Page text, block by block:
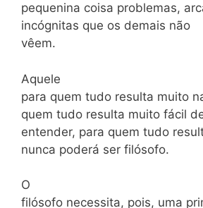
pequenina coisa problemas,
incógnitas que os demais não
vêem.
Aquele
para quem tudo resulta muito
quem tudo resulta muito fácil
entender, para quem tudo
nunca poderá ser filósofo.
O
filósofo necessita, pois, uma